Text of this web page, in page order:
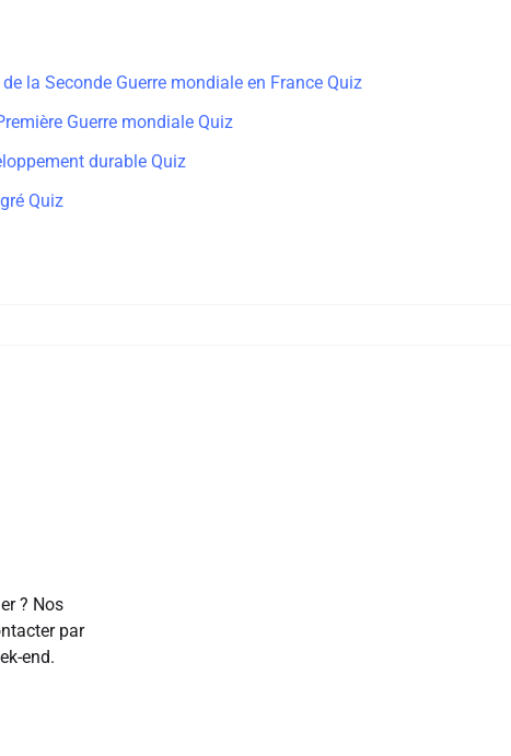
la Seconde Guerre mondiale en France Quiz
Guerre mondiale Quiz
durable Quiz
Quiz
? Nos
par
end.